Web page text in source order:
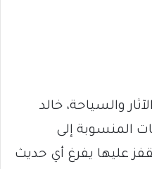
والسياحة، خالد
المنسوبة إلى
عليها يفرغ أي حديث